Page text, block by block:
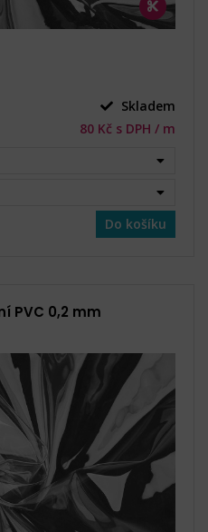
Skladem
80 Kč s DPH / m
Do košíku
PVC 0,2 mm